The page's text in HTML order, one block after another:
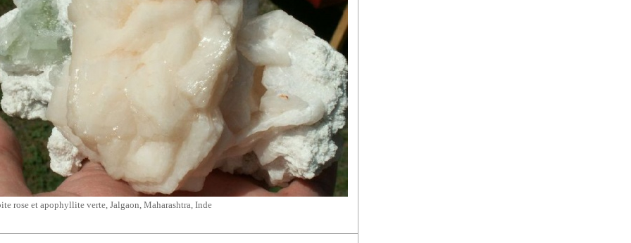
rose et apophylliteverte, Jalgaon, Maharashtra, Inde